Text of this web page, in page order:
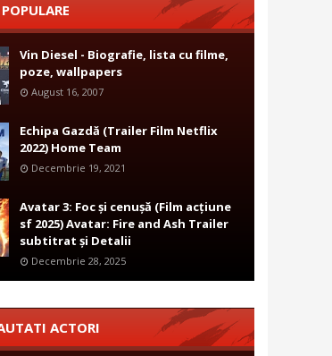
Vin Diesel - Biografie, lista cu filme,
poze, wallpapers
August 16, 2007
Echipa Gazdă (Trailer Film Netflix
2022) Home Team
Decembrie 19, 2021
Avatar 3: Foc și cenușă (Film acțiune
sf 2025) Avatar: Fire and Ash Trailer
subtitrat și Detalii
Decembrie 28, 2025
ACTORI